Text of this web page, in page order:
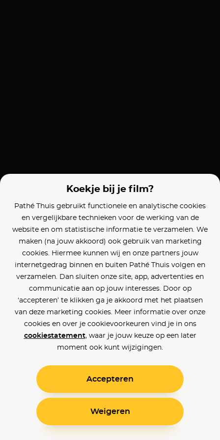
Koekje bij je film?
Pathé Thuis gebruikt functionele en analytische cookies
en vergelijkbare technieken voor de werking van de
website en om statistische informatie te verzamelen. We
maken (na jouw akkoord) ook gebruik van marketing
cookies. Hiermee kunnen wij en onze partners jouw
internetgedrag binnen en buiten Pathé Thuis volgen en
verzamelen. Dan sluiten onze site, app, advertenties en
communicatie aan op jouw interesses. Door op
‘accepteren’ te klikken ga je akkoord met het plaatsen
van deze marketing cookies. Meer informatie over onze
cookies en over je cookievoorkeuren vind je in ons
cookiestatement, waar je jouw keuze op een later
moment ook kunt wijzigingen.
Accepteren
Weigeren